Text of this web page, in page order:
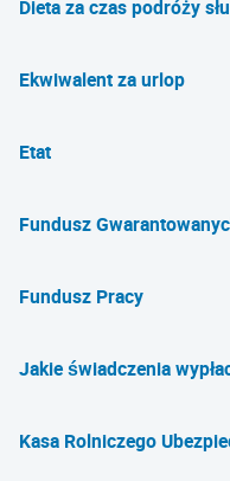
Dieta za czas podróży
Ekwiwalent za urlop
Etat
Fundusz
Fundusz Pracy
Jakie świadczenia
Kasa Rolniczego